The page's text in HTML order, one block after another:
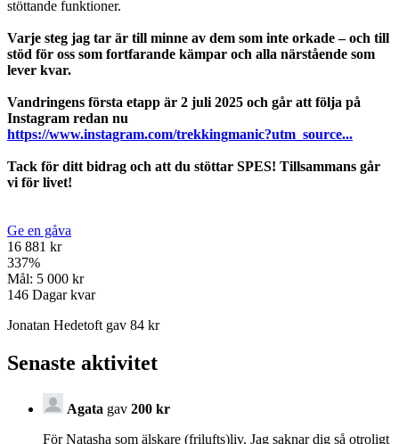
stöttande funktioner.
Varje steg jag tar är till minne av dem som inte orkade – och till
stöd för oss som fortfarande kämpar och alla närstående som
lever kvar.
Vandringens första etapp är 2 juli 2025 och går att följa på
Instagram redan nu
https://www.instagram.com/trekkingmanic?utm_source...
Tack för ditt bidrag och att du stöttar SPES! Tillsammans går
vi för livet!
Ge en gåva
16 881 kr
337%
Mål: 5 000 kr
146 Dagar kvar
Jonatan Hedetoft gav 84 kr
Senaste aktivitet
Agata gav 200 kr
För Natasha som älskare (frilufts)liv. Jag saknar dig så otroligt